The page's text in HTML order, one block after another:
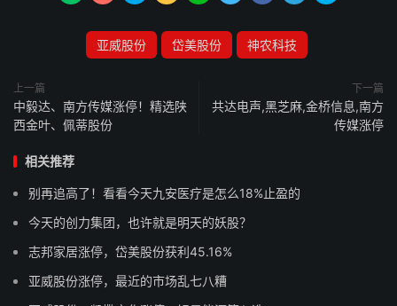
亚威股份 岱美股份 神农科技
上一篇
中毅达、南方传媒涨停！精选陕
西金叶、佩蒂股份
下一篇
共达电声,黑芝麻,金桥信息,南方
传媒涨停
相关推荐
别再追高了！看看今天九安医疗是怎么18%止盈的
今天的创力集团，也许就是明天的妖股？
志邦家居涨停，岱美股份获利45.16%
亚威股份涨停，最近的市场乱七八糟